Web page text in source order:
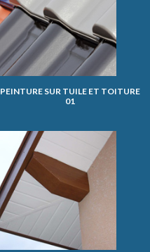
PEINTURE SUR TUILE ET TOITURE
01